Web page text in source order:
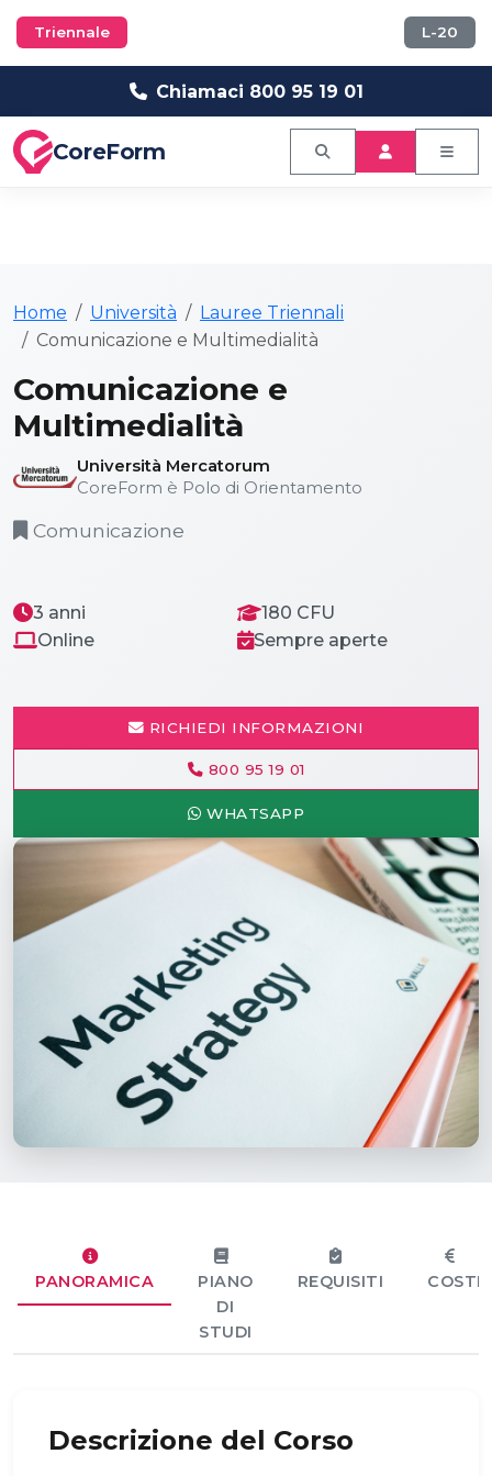
Chiamaci 800 95 19 01
CoreForm
Home Università
Lauree Triennali
Comunicazione e Multimedialità
Triennale L-20
Comunicazione e
Multimedialità
Università Mercatorum
CoreForm è Polo di Orientamento
Comunicazione
3 anni
180 CFU
Online
Sempre aperte
RICHIEDI INFORMAZIONI
800 95 19 01
WHATSAPP
PANORAMICA
PIANO
DI
STUDI
REQUISITI COSTI
Descrizione del Corso